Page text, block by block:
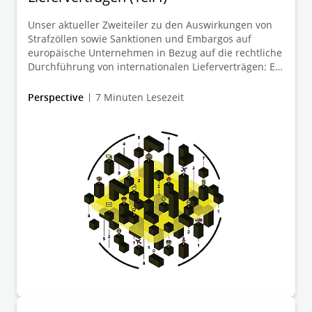
Unser aktueller Zweiteiler zu den Auswirkungen von
Strafzöllen sowie Sanktionen und Embargos auf
europäische Unternehmen in Bezug auf die rechtliche
Durchführung von internationalen Lieferverträgen: Ein
Vertragsdurchführung und Vertragsanpassung
Perspective 7 Minuten Lesezeit